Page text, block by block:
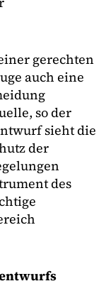
gerechten
auch eine
so der
sieht die
der
des